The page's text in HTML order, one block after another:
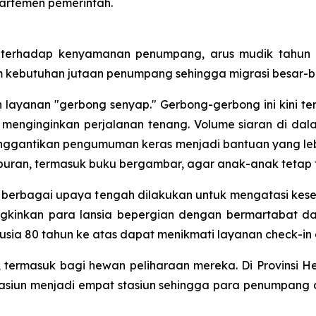
pemerintah.
kenyamanan penumpang, arus mudik
jutaan penumpang sehingga migrasi besar-
"gerbong senyap." Gerbong-gerbong ini kini
perjalanan tenang. Volume siaran di
pengumuman keras menjadi bantuan yang
termasuk buku bergambar, agar anak-anak
upaya tengah dilakukan untuk mengatasi
para lansia bepergian dengan bermartabat
80 tahun ke atas dapat menikmati layanan check-
bagi hewan peliharaan mereka. Di Provinsi
menjadi empat stasiun sehingga para